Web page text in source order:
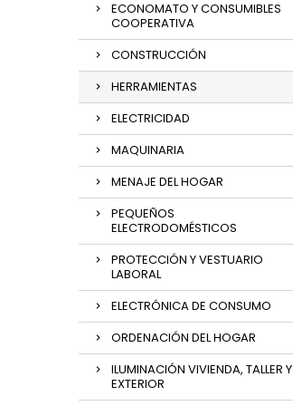
ECONOMATO Y CONSUMIBLES
COOPERATIVA
CONSTRUCCIÓN
HERRAMIENTAS
ELECTRICIDAD
MAQUINARIA
MENAJE DEL HOGAR
PEQUEÑOS
ELECTRODOMÉSTICOS
PROTECCIÓN Y VESTUARIO
LABORAL
ELECTRÓNICA DE CONSUMO
ORDENACIÓN DEL HOGAR
ILUMINACIÓN VIVIENDA, TALLER Y
EXTERIOR